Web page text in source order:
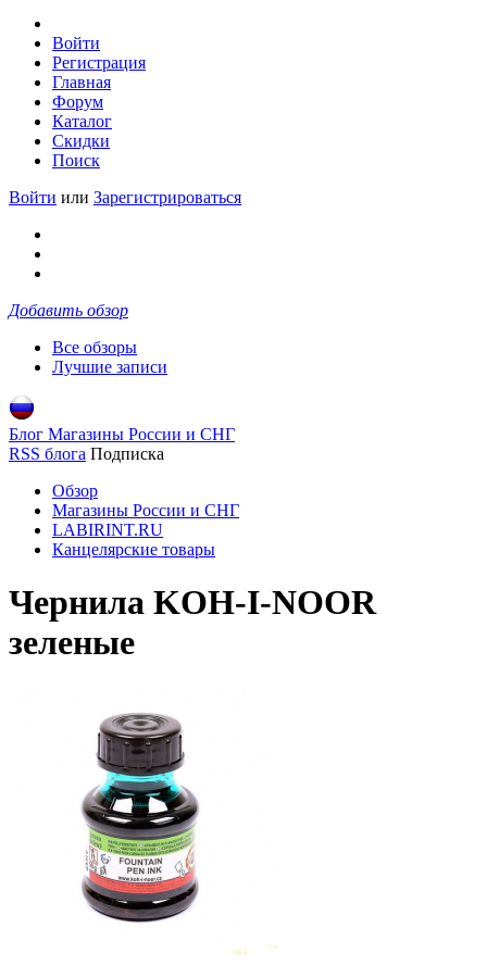
Войти
Регистрация
Главная
Форум
Каталог
Скидки
Поиск
Войти или Зарегистрироваться
Добавить обзор
Все обзоры
Лучшие записи
Блог Магазины России и СНГ
RSS блога Подписка
Обзор
Магазины России и СНГ
LABIRINT.RU
Канцелярские товары
Чернила KOH-I-NOOR
зеленые